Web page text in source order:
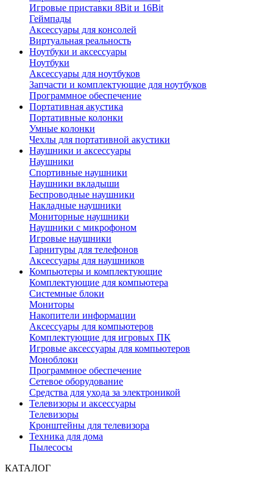
Игровые приставки 8Bit и 16Bit
Геймпады
Аксессуары для консолей
Виртуальная реальность
Ноутбуки и аксессуары
Ноутбуки
Аксессуары для ноутбуков
Запчасти и комплектующие для ноутбуков
Программное обеспечение
Портативная акустика
Портативные колонки
Умные колонки
Чехлы для портативной акустики
Наушники и аксессуары
Наушники
Спортивные наушники
Наушники вкладыши
Беспроводные наушники
Накладные наушники
Мониторные наушники
Наушники с микрофоном
Игровые наушники
Гарнитуры для телефонов
Аксессуары для наушников
Компьютеры и комплектующие
Комплектующие для компьютера
Системные блоки
Мониторы
Накопители информации
Аксессуары для компьютеров
Комплектующие для игровых ПК
Игровые аксессуары для компьютеров
Моноблоки
Программное обеспечение
Сетевое оборудование
Средства для ухода за электроникой
Телевизоры и аксессуары
Телевизоры
Кронштейны для телевизора
Техника для дома
Пылесосы
КАТАЛОГ